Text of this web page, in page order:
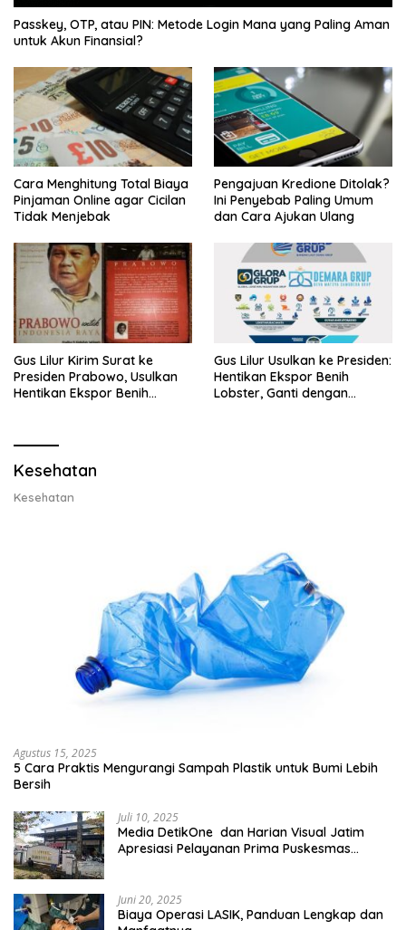
Passkey, OTP, atau PIN: Metode Login Mana yang Paling Aman
untuk Akun Finansial?
Cara Menghitung Total Biaya
Pinjaman Online agar Cicilan
Tidak Menjebak
Pengajuan Kredione Ditolak?
Ini Penyebab Paling Umum
dan Cara Ajukan Ulang
Gus Lilur Kirim Surat ke
Presiden Prabowo, Usulkan
Hentikan Ekspor Benih
Gus Lilur Usulkan ke Presiden:
Hentikan Ekspor Benih
Lobster, Ganti dengan
Kesehatan
Kesehatan
Agustus 15, 2025
5 Cara Praktis Mengurangi Sampah Plastik untuk Bumi Lebih
Bersih
Juli 10, 2025
Media DetikOne dan Harian Visual Jatim
Apresiasi Pelayanan Prima Puskesmas
Juni 20, 2025
Biaya Operasi LASIK, Panduan Lengkap dan